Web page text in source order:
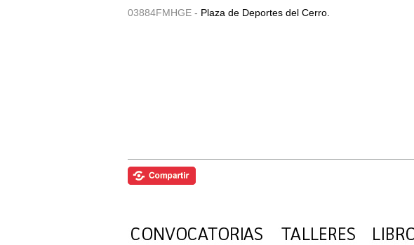
03884FMHGE - Plaza de Deportes del Cerro.